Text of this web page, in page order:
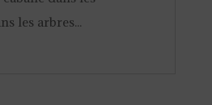
les arbres...